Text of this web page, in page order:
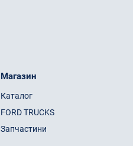
Магазин
Каталог
FORD TRUCKS
Запчастини